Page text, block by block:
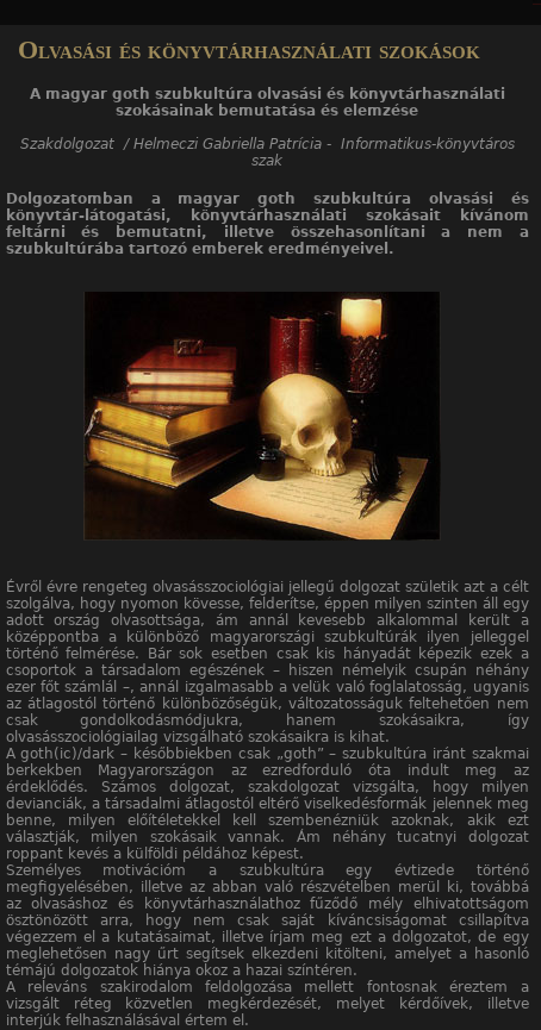
Olvasási és könyvtárhasználati szokások
A magyar goth szubkultúra olvasási és könyvtárhasználati
szokásainak bemutatása és elemzése
Szakdolgozat / Helmeczi Gabriella Patrícia - Informatikus-könyvtáros
szak
Dolgozatomban a magyar goth szubkultúra olvasási és
könyvtár-látogatási, könyvtárhasználati szokásait kívánom
feltárni és bemutatni, illetve összehasonlítani a nem a
szubkultúrába tartozó emberek eredményeivel.
Évről évre rengeteg olvasásszociológiai jellegű dolgozat születik azt a célt
szolgálva, hogy nyomon kövesse, felderítse, éppen milyen szinten áll egy
adott ország olvasottsága, ám annál kevesebb alkalommal került a
középpontba a különböző magyarországi szubkultúrák ilyen jelleggel
történő felmérése. Bár sok esetben csak kis hányadát képezik ezek a
csoportok a társadalom egészének – hiszen némelyik csupán néhány
ezer főt számlál –, annál izgalmasabb a velük való foglalatosság, ugyanis
az átlagostól történő különbözőségük, változatosságuk feltehetően nem
csak gondolkodásmódjukra, hanem szokásaikra, így
olvasásszociológiailag vizsgálható szokásaikra is kihat.
A goth(ic)/dark – későbbiekben csak „goth” – szubkultúra iránt szakmai
berkekben Magyarországon az ezredforduló óta indult meg az
érdeklődés. Számos dolgozat, szakdolgozat vizsgálta, hogy milyen
devianciák, a társadalmi átlagostól eltérő viselkedésformák jelennek meg
benne, milyen előítéletekkel kell szembenézniük azoknak, akik ezt
választják, milyen szokásaik vannak. Ám néhány tucatnyi dolgozat
roppant kevés a külföldi példához képest.
Személyes motivációm a szubkultúra egy évtizede történő
megfigyelésében, illetve az abban való részvételben merül ki, továbbá
az olvasáshoz és könyvtárhasználathoz fűződő mély elhivatottságom
ösztönözött arra, hogy nem csak saját kíváncsiságomat csillapítva
végezzem el a kutatásaimat, illetve írjam meg ezt a dolgozatot, de egy
meglehetősen nagy űrt segítsek elkezdeni kitölteni, amelyet a hasonló
témájú dolgozatok hiánya okoz a hazai színtéren.
A releváns szakirodalom feldolgozása mellett fontosnak éreztem a
vizsgált réteg közvetlen megkérdezését, melyet kérdőívek, illetve
interjúk felhasználásával értem el.